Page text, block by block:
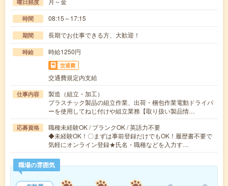
曜日頻度
時間 08:15～17:15
期間 長期でお仕事できる方、大歓迎！
時給 時給1250円
交通費
交通費規定内支給
仕事内容
製造（組立・加工）
プラスチック製品の組立作業、出荷・梱包作業電動ドライバ
ーを使用してねじ付けや組立業務【取り扱い製品情…
応募資格
職種未経験OK / ブランクOK / 英語力不要
◆未経験OK！〇まずは事前登録だけでもOK！履歴書不要で
気軽にオンライン登録★氏名・職種などを入力す…
職場の雰囲気